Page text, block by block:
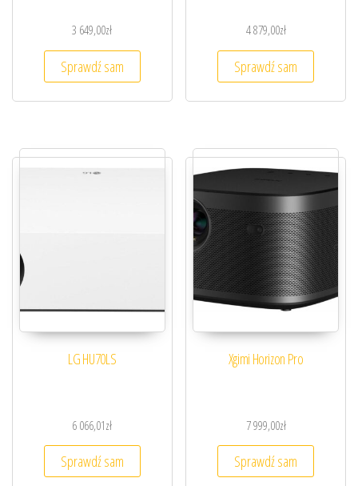
3 649,00zł
Sprawdź sam
4 879,00zł
Sprawdź sam
LG HU70LS
6 066,01zł
Sprawdź sam
Xgimi Horizon Pro
7 999,00zł
Sprawdź sam